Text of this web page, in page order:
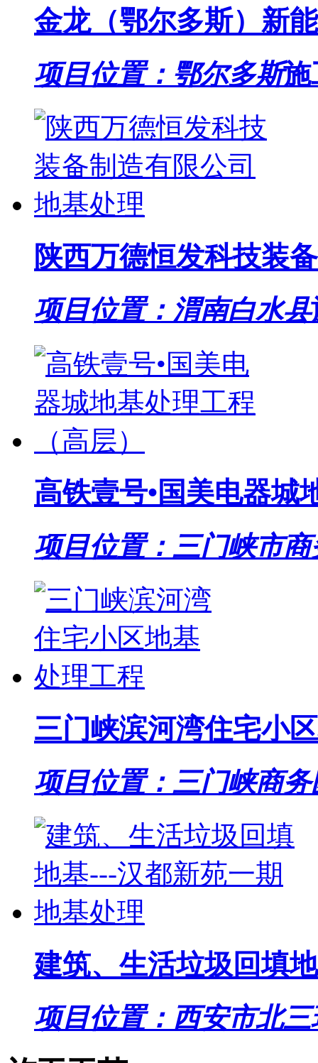
金龙（鄂尔多斯）新
项目位置：鄂尔多斯施
陕西万德恒发科技装
项目位置：渭南白水县
高铁壹号•国美电器城
项目位置：三门峡市商
三门峡滨河湾住宅小
项目位置：三门峡商务
建筑、生活垃圾回填
项目位置：西安市北三